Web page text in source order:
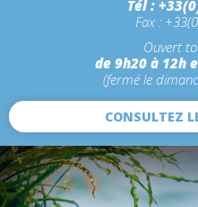
Tél :
Fax :
Ouvert
de 9h20 à 12h
(fermé le
CONSULTEZ